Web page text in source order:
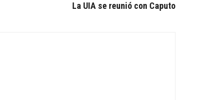
La UIA se reunió con Caputo